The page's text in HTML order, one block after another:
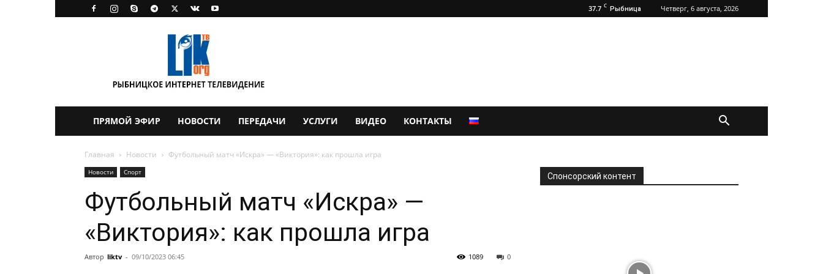
37.7 C Рыбница Четверг, 6 августа, 2026
ПРЯМОЙ ЭФИР НОВОСТИ ПЕРЕДАЧИ УСЛУГИ ВИДЕО КОНТАКТЫ
Главная Новости Футбольный матч «Искра» — «Виктория»: как прошла игра
Новости Спорт
Футбольный матч «Искра» —
«Виктория»: как прошла игра
Автор liktv - 09/10/2023 06:45 0
1089
Спонсорский контент